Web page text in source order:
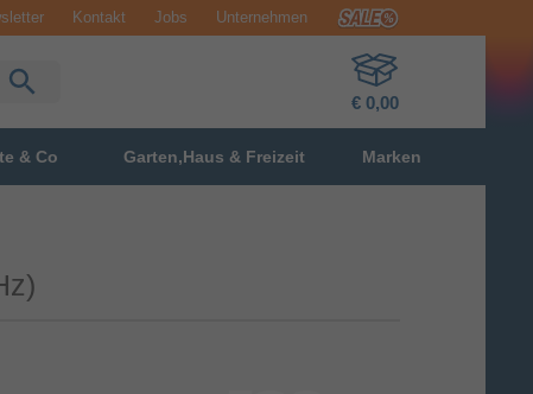
Kontakt Jobs Unternehmen
€ 0,00
& Co Garten,Haus & Freizeit Marken